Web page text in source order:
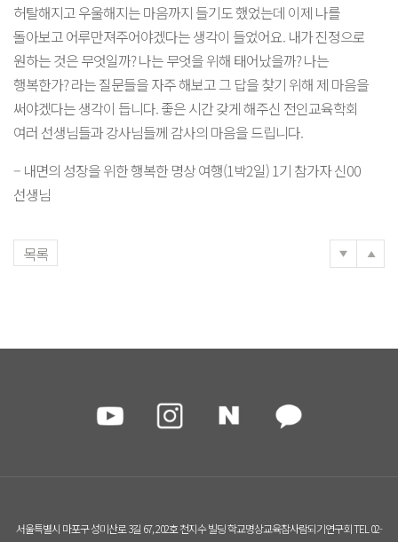
허탈해지고 우울해지는 마음까지 들기도 했었는데 이제 나를
돌아보고 어루만져주어야겠다는 생각이 들었어요. 내가 진정으로
원하는 것은 무엇일까? 나는 무엇을 위해 태어났을까? 나는
행복한가? 라는 질문들을 자주 해보고 그 답을 찾기 위해 제 마음을
써야겠다는 생각이 듭니다. 좋은 시간 갖게 해주신 전인교육학회
여러 선생님들과 강사님들께 감사의 마음을 드립니다.
– 내면의 성장을 위한 행복한 명상 여행(1박2일) 1기 참가자 신00
선생님
목록
서울특별시 마포구 성미산로 3길 67, 202호 천지수 빌딩 학교명상교육참사람되기연구회 TEL 02-